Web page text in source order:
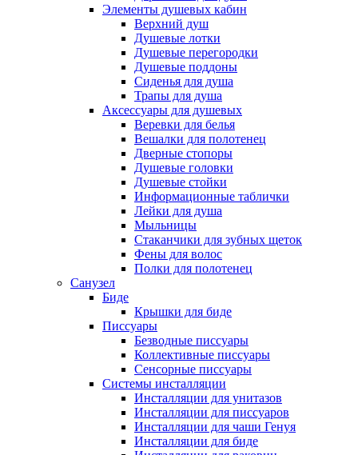
Элементы душевых кабин
Верхний душ
Душевые лотки
Душевые перегородки
Душевые поддоны
Сиденья для душа
Трапы для душа
Аксессуары для душевых
Веревки для белья
Вешалки для полотенец
Дверные стопоры
Душевые головки
Душевые стойки
Информационные таблички
Лейки для душа
Мыльницы
Стаканчики для зубных щеток
Фены для волос
Полки для полотенец
Санузел
Биде
Крышки для биде
Писсуары
Безводные писсуары
Коллективные писсуары
Сенсорные писсуары
Системы инсталляции
Инсталляции для унитазов
Инсталляции для писсуаров
Инсталляции для чаши Генуя
Инсталляции для биде